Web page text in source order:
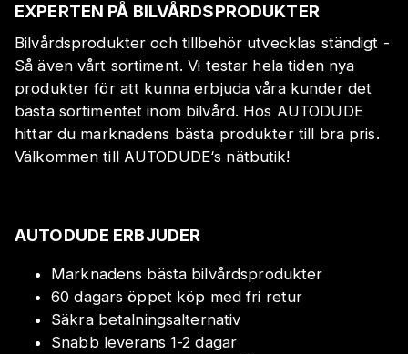
EXPERTEN PÅ BILVÅRDSPRODUKTER
Bilvårdsprodukter och tillbehör utvecklas ständigt -
Så även vårt sortiment. Vi testar hela tiden nya
produkter för att kunna erbjuda våra kunder det
bästa sortimentet inom bilvård. Hos AUTODUDE
hittar du marknadens bästa produkter till bra pris.
Välkommen till AUTODUDE‘s nätbutik!
AUTODUDE ERBJUDER
Marknadens bästa bilvårdsprodukter
60 dagars öppet köp med fri retur
Säkra betalningsalternativ
Snabb leverans 1-2 dagar